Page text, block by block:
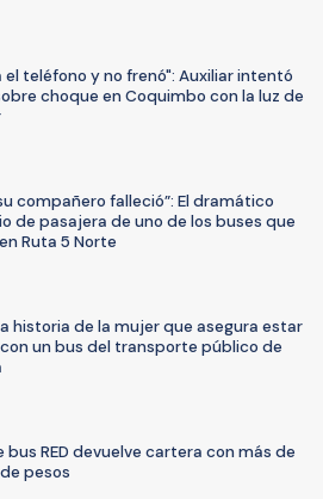
el teléfono y no frenó": Auxiliar intentó
choque en Coquimbo con la luz de
compañero falleció”: El dramático
de pasajera de uno de los buses que
Ruta 5 Norte
historia de la mujer que asegura estar
un bus del transporte público de
bus RED devuelve cartera con más de
pesos